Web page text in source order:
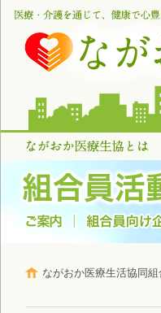
ながおか医療生活協同組